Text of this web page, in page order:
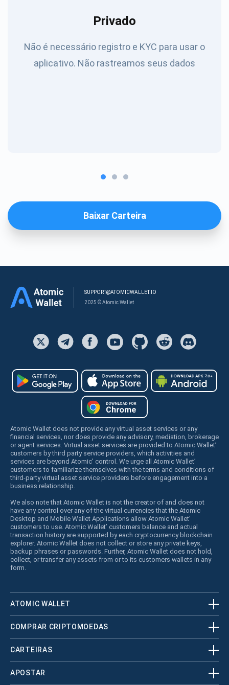
Privado
Não é necessário registro e KYC para usar o
aplicativo. Não rastreamos seus dados
Baixar Carteira
SUPPORT@ATOMICWALLET.IO
2025 © Atomic Wallet
Atomic Wallet does not provide any virtual asset services or any
financial services, nor does provide any advisory, mediation, brokerage
or agent services. Virtual asset services are provided to Atomic Wallet’
customers by third party service providers, which activities and
services are beyond Atomic’ control. We urge all Atomic Wallet’
customers to familiarize themselves with the terms and conditions of
third-party virtual asset service providers before engagement into a
business relationship.
We also note that Atomic Wallet is not the creator of and does not
have any control over any of the virtual currencies that the Atomic
Desktop and Mobile Wallet Applications allow Atomic Wallet’
customers to use. Atomic Wallet’ customers balance and actual
transaction history are supported by each cryptocurrency blockchain
explorer. Atomic Wallet does not collect or store any private keys,
backup phrases or passwords. Further, Atomic Wallet does not hold,
collect, or transfer any assets from or to its customers wallets in any
form.
ATOMIC WALLET
COMPRAR CRIPTOMOEDAS
CARTEIRAS
APOSTAR